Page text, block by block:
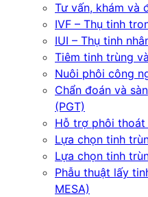
Tư vấn, khám và
IVF – Thụ tinh
IUI – Thụ tinh
Tiêm tinh trùng
Nuôi phôi công
Chẩn đoán và
(PGT)
Hỗ trợ phôi thoát
Lựa chọn tinh
Lựa chọn tinh
Phẫu thuật lấy
MESA)